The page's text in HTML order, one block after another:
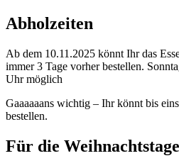
Abholzeiten
Ab dem 10.11.2025 könnt Ihr das
immer 3 Tage vorher bestellen.
Uhr möglich
Gaaaaaans wichtig – Ihr könnt bis
bestellen.
Für die Weihnachtstage